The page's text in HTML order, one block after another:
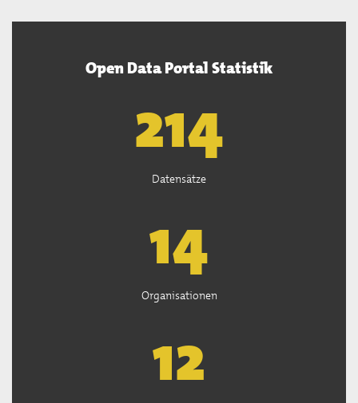
Open Data Portal Statistik
218
Datensätze
14
Organisationen
12